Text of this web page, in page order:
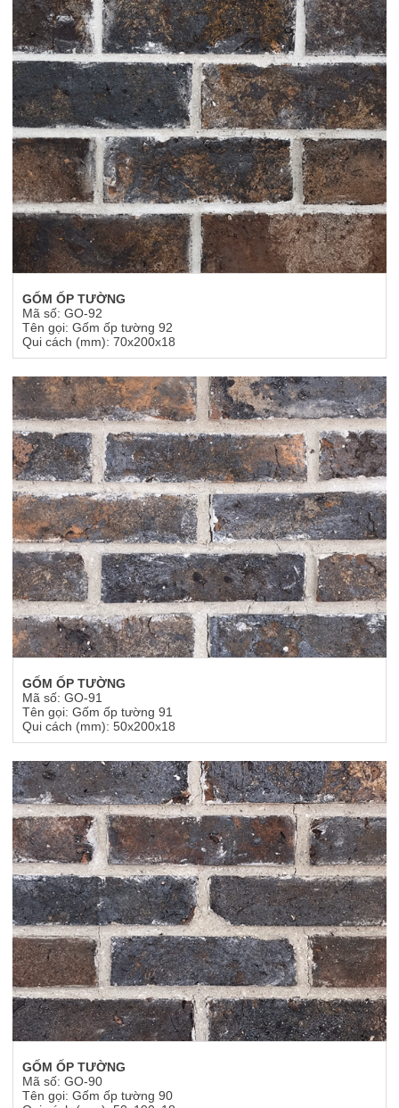
GỐM ỐP TƯỜNG
Mã số: GO-92
Tên gọi: Gốm ốp tường 92
Qui cách (mm): 70x200x18
GỐM ỐP TƯỜNG
Mã số: GO-91
Tên gọi: Gốm ốp tường 91
Qui cách (mm): 50x200x18
GỐM ỐP TƯỜNG
Mã số: GO-90
Tên gọi: Gốm ốp tường 90